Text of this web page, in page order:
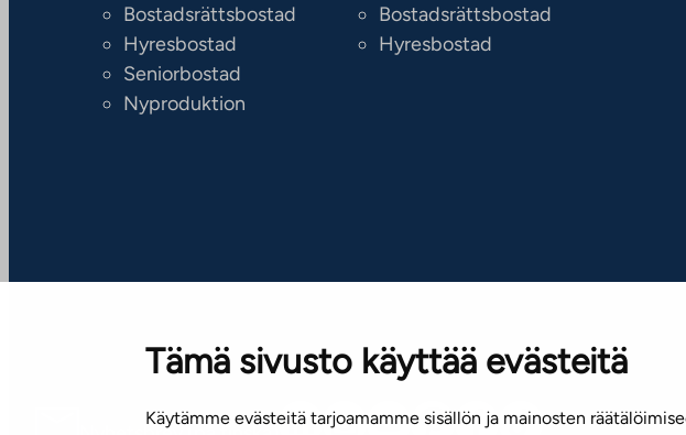
Tämä sivusto käyttää evästeitä
Käytämme evästeitä tarjoamamme sisällön ja mainosten
Bostadsrättsbostad
Hyresbostad
Seniorbostad
Nyproduktion
Bostadsrättsbostad
Hyresbostad